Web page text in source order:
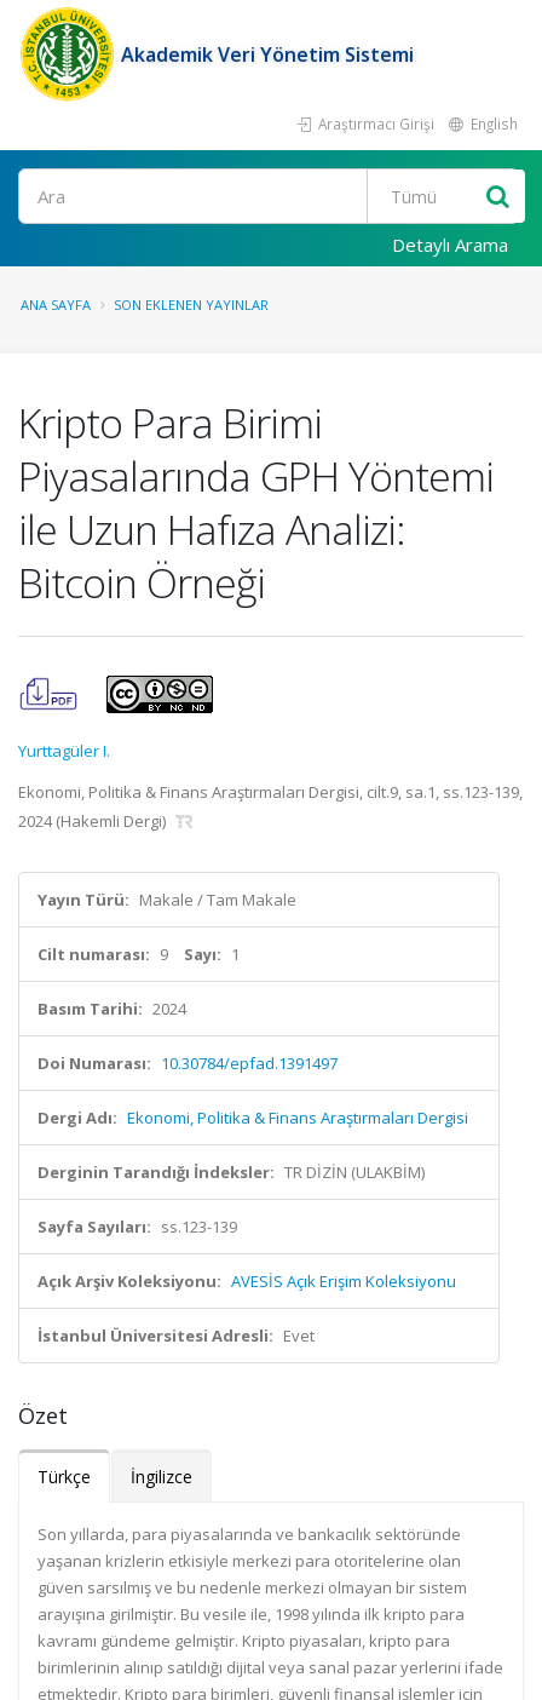
Akademik Veri Yönetim Sistemi
Araştırmacı Girişi English
Ara
Detaylı Arama
ANA SAYFA SON EKLENEN YAYINLAR
Kripto Para Birimi
Piyasalarında GPH Yöntemi
ile Uzun Hafıza Analizi:
Bitcoin Örneği
Yurttagüler I.
Ekonomi, Politika & Finans Araştırmaları Dergisi, cilt.9, sa.1, ss.123-139,
2024 (Hakemli Dergi)
Yayın Türü: Makale / Tam Makale
Cilt numarası: 9 Sayı: 1
Basım Tarihi: 2024
Doi Numarası: 10.30784/epfad.1391497
Dergi Adı: Ekonomi, Politika & Finans Araştırmaları Dergisi
Derginin Tarandığı İndeksler: TR DİZİN (ULAKBİM)
Sayfa Sayıları: ss.123-139
Açık Arşiv Koleksiyonu: AVESİS Açık Erişim Koleksiyonu
İstanbul Üniversitesi Adresli: Evet
Özet
Türkçe İngilizce
Son yıllarda, para piyasalarında ve bankacılık sektöründe
yaşanan krizlerin etkisiyle merkezi para otoritelerine olan
güven sarsılmış ve bu nedenle merkezi olmayan bir sistem
arayışına girilmiştir. Bu vesile ile, 1998 yılında ilk kripto para
kavramı gündeme gelmiştir. Kripto piyasaları, kripto para
birimlerinin alınıp satıldığı dijital veya sanal pazar yerlerini ifade
etmektedir. Kripto para birimleri, güvenli finansal işlemler için